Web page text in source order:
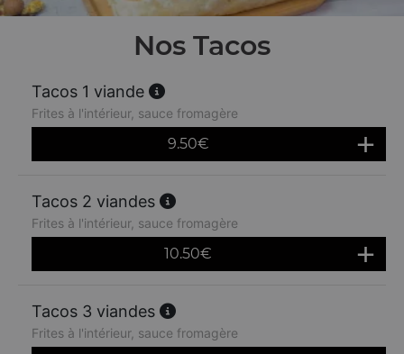
Nos Tacos
Tacos 1 viande
Frites à l'intérieur, sauce fromagère
9.50€
Tacos 2 viandes
Frites à l'intérieur, sauce fromagère
10.50€
Tacos 3 viandes
Frites à l'intérieur, sauce fromagère